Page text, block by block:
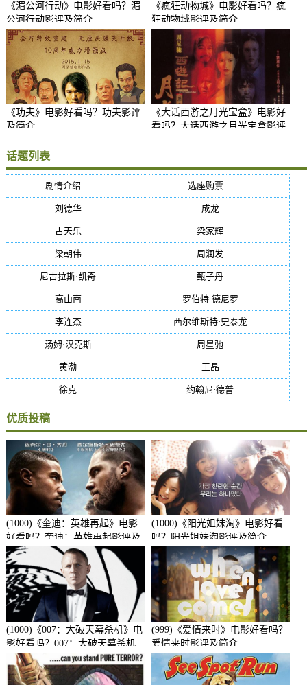
《湄公河行动》电影好看吗？湄
公河行动影评及简介
《疯狂动物城》电影好看吗？疯
狂动物城影评及简介
《功夫》电影好看吗？功夫影评
及简介
《大话西游之月光宝盒》电影好
看吗？大话西游之月光宝盒影评
话题列表
剧情介绍 选座购票(5384)
刘德华(50) 成龙(46)
古天乐 梁家辉
梁朝伟(37) 周润发
尼古拉斯·凯奇 甄子丹
高山南(33) 罗伯特·德尼罗
李连杰(29) 西尔维斯特·史泰龙(29)
汤姆·汉克斯(27) 周星驰
黄渤 王晶
徐克 约翰尼·德普
优质投稿
(1000)《奎迪：英雄再起》电影
好看吗？奎迪：英雄再起影评及
简介
(1000)《阳光姐妹淘》电影好看
吗？阳光姐妹淘影评及简介
(1000)《007：大破天幕杀机》电
影好看吗？007：大破天幕杀机
影评及简介
(999)《爱情来时》电影好看吗？
爱情来时影评及简介